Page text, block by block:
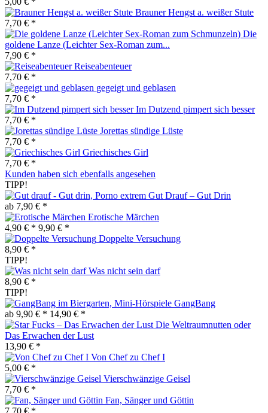
Brauner Hengst a. weißer Stute
7,70 € *
Die
goldene Lanze (Leichter Sex-Roman zum...
7,90 € *
Reiseabenteuer
7,70 € *
gegeigt und geblasen
7,70 € *
Im Dutzend pimpert sich besser
7,70 € *
Jorettas sündige Lüste
7,70 € *
Griechisches Girl
7,70 € *
Kunden haben sich ebenfalls angesehen
TIPP!
Gut Drauf – Gut Drin
ab 7,90 € *
Erotische Märchen
4,90 € * 9,90 € *
Doppelte Versuchung
8,90 € *
TIPP!
Was nicht sein darf
8,90 € *
TIPP!
GangBang
ab 9,90 € * 14,90 € *
Die Weltraumnutten oder
Das Erwachen der Lust
13,90 € *
Von Chef zu Chef I
5,00 € *
Vierschwänzige Geisel
7,70 € *
Fan, Sänger und Göttin
7,70 € *